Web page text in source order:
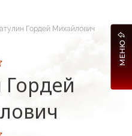
Гордей Михайлович
Гордей
МЕНЮ